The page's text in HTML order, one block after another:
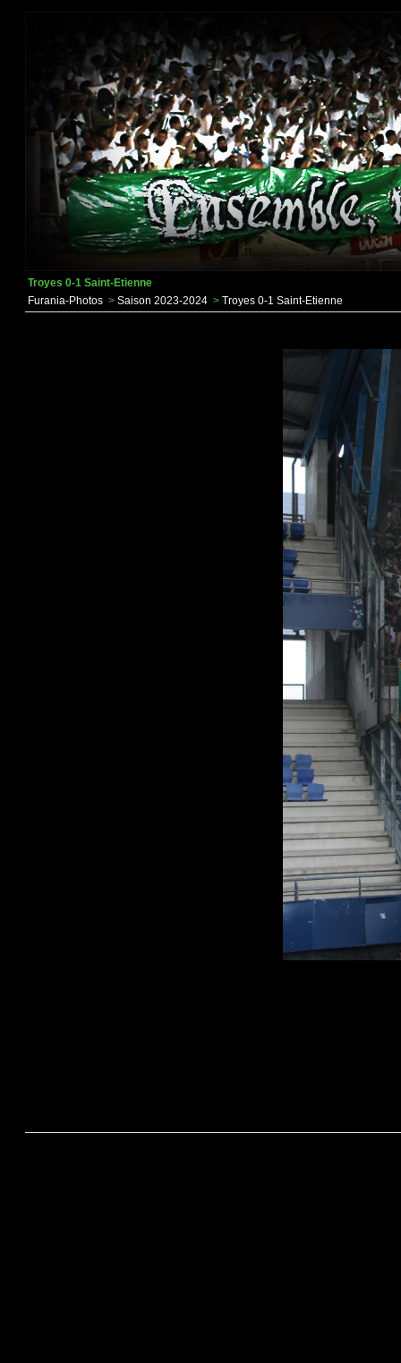
Troyes 0-1 Saint-Etienne
Furania-Photos > Saison 2023-2024 > Troyes 0-1 Saint-Etienne